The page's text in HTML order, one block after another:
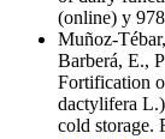
(online) y
Muñoz-
Barberá, E.,
Fortification
dactylifera
cold storage.